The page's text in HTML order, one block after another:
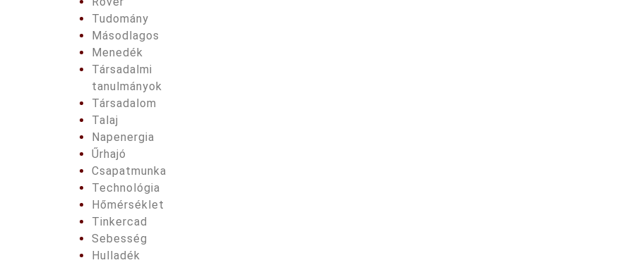
Tudomány
Másodlagos
Menedék
Társadalmi
tanulmányok
Társadalom
Talaj
Napenergia
Űrhajó
Csapatmunka
Technológia
Hőmérséklet
Tinkercad
Sebesség
Hulladék